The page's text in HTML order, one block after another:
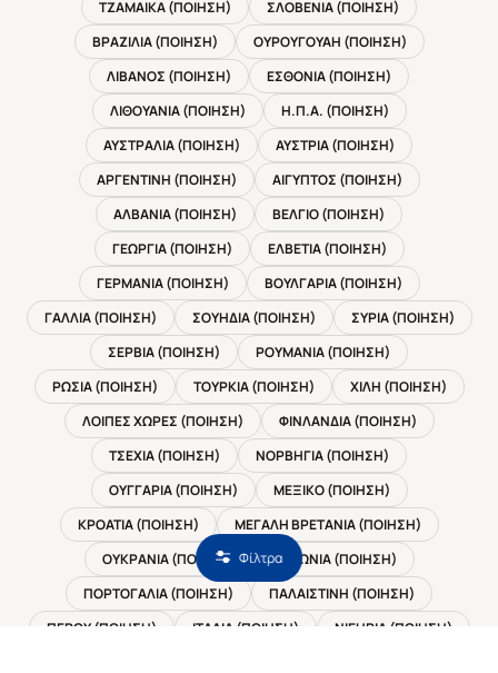
Φίλτρα
ΤΖΑΜΑΙΚΑ (ΠΟΙΗΣΗ)
ΣΛΟΒΕΝΙΑ (ΠΟΙΗΣΗ)
ΒΡΑΖΙΛΙΑ (ΠΟΙΗΣΗ)
ΟΥΡΟΥΓΟΥΑΗ (ΠΟΙΗΣΗ)
ΛΙΒΑΝΟΣ (ΠΟΙΗΣΗ)
ΕΣΘΟΝΙΑ (ΠΟΙΗΣΗ)
ΛΙΘΟΥΑΝΙΑ (ΠΟΙΗΣΗ)
Η.Π.Α. (ΠΟΙΗΣΗ)
ΑΥΣΤΡΑΛΙΑ (ΠΟΙΗΣΗ)
ΑΥΣΤΡΙΑ (ΠΟΙΗΣΗ)
ΑΡΓΕΝΤΙΝΗ (ΠΟΙΗΣΗ)
ΑΙΓΥΠΤΟΣ (ΠΟΙΗΣΗ)
ΑΛΒΑΝΙΑ (ΠΟΙΗΣΗ)
ΒΕΛΓΙΟ (ΠΟΙΗΣΗ)
ΓΕΩΡΓΙΑ (ΠΟΙΗΣΗ)
ΕΛΒΕΤΙΑ (ΠΟΙΗΣΗ)
ΓΕΡΜΑΝΙΑ (ΠΟΙΗΣΗ)
ΒΟΥΛΓΑΡΙΑ (ΠΟΙΗΣΗ)
ΓΑΛΛΙΑ (ΠΟΙΗΣΗ)
ΣΟΥΗΔΙΑ (ΠΟΙΗΣΗ)
ΣΥΡΙΑ (ΠΟΙΗΣΗ)
ΣΕΡΒΙΑ (ΠΟΙΗΣΗ)
ΡΟΥΜΑΝΙΑ (ΠΟΙΗΣΗ)
ΡΩΣΙΑ (ΠΟΙΗΣΗ)
ΤΟΥΡΚΙΑ (ΠΟΙΗΣΗ)
ΧΙΛΗ (ΠΟΙΗΣΗ)
ΛΟΙΠΕΣ ΧΩΡΕΣ (ΠΟΙΗΣΗ)
ΦΙΝΛΑΝΔΙΑ (ΠΟΙΗΣΗ)
ΤΣΕΧΙΑ (ΠΟΙΗΣΗ)
ΝΟΡΒΗΓΙΑ (ΠΟΙΗΣΗ)
ΟΥΓΓΑΡΙΑ (ΠΟΙΗΣΗ)
ΜΕΞΙΚΟ (ΠΟΙΗΣΗ)
ΚΡΟΑΤΙΑ (ΠΟΙΗΣΗ)
ΜΕΓΑΛΗ ΒΡΕΤΑΝΙΑ (ΠΟΙΗΣΗ)
ΟΥΚΡΑΝΙΑ (ΠΟΙΗΣΗ)
ΠΟΛΩΝΙΑ (ΠΟΙΗΣΗ)
ΠΟΡΤΟΓΑΛΙΑ (ΠΟΙΗΣΗ)
ΠΑΛΑΙΣΤΙΝΗ (ΠΟΙΗΣΗ)
ΠΕΡΟΥ (ΠΟΙΗΣΗ)
ΙΤΑΛΙΑ (ΠΟΙΗΣΗ)
ΝΙΓΗΡΙΑ (ΠΟΙΗΣΗ)